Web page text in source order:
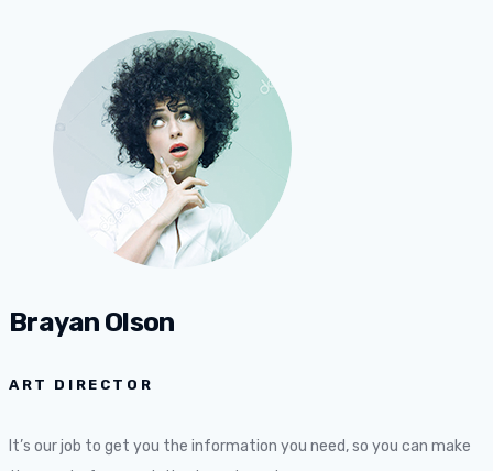
Brayan Olson
ART DIRECTOR
It’s our job to get you the information you need, so you can make